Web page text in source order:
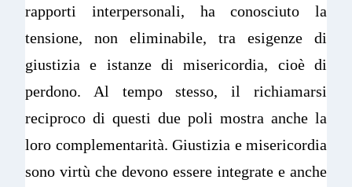
rapporti interpersonali, ha conosciuto la
tensione, non eliminabile, tra esigenze di
giustizia e istanze di misericordia, cioè di
perdono. Al tempo stesso, il richiamarsi
reciproco di questi due poli mostra anche la
loro complementarità. Giustizia e misericordia
sono virtù che devono essere integrate e anche